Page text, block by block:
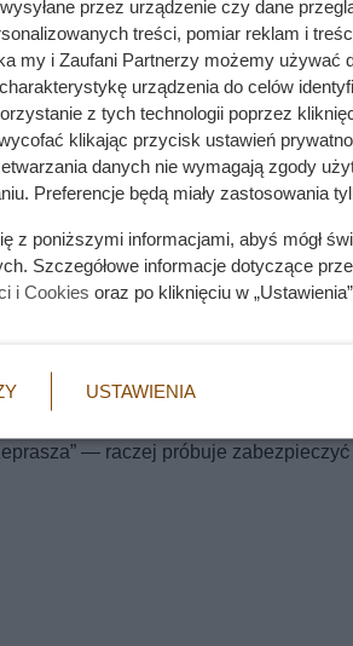
się dziwnie. Powód nie ma nic
za 1 grosz. Bez karty i bez żadnego
na ochronę przed eskalacją
stronami. To sygnał
— raczej próbuje
przez urządzenie czy dane
treści, pomiar reklam i
my i Zaufani Partnerzy możemy używać
urządzenia do celów
z tych technologii poprzez
klikając przycisk ustawień
danych nie wymagają zgody
Preferencje będą miały zastosowania
z poniższymi informacjami, abyś mógł
Szczegółowe informacje dotyczące
i Cookies oraz po kliknięciu w
USTAWIENIA